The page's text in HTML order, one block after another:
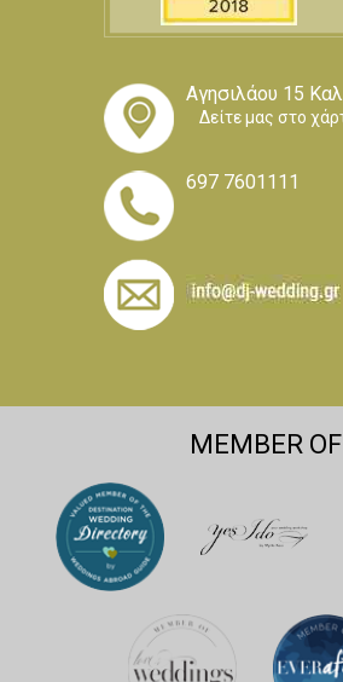
Αγησιλάου 15
Δείτε μας στο
697 7601111
MEMBER OF